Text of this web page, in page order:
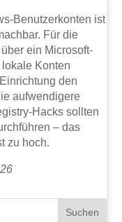
Benutzerkonten ist
Für die
ein Microsoft-
Konten
den
aufwendigere
Hacks sollten
– das
zu hoch.